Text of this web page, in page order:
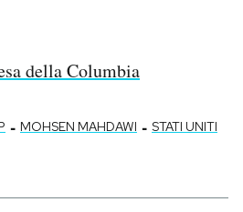
della Columbia
- MOHSEN MAHDAWI - STATI UNITI